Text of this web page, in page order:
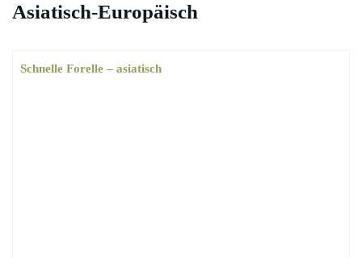
Asiatisch-Europäisch
Schnelle Forelle – asiatisch